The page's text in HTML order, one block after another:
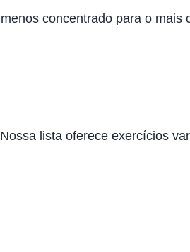
concentrado para o mais
lista oferece exercícios